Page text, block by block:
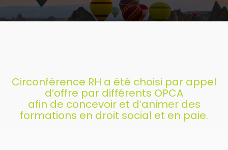
Circonférence RH a été choisi par appel
d’offre par différents OPCA
afin de concevoir et d’animer des
formations en droit social et en paie.